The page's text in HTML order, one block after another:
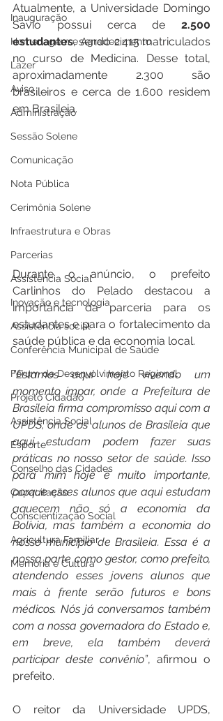
Inauguração
Homenagem e Agradecimento
Lazer
Aviso
Administração
Sessão Solene
Comunicação
Nota Pública
Cerimônia Solene
Infraestrutura e Obras
Parcerias
Assistência Social
Inovação e tecnologia
Assistência social
Conferência Municipal de Saúde
Fórum de Desenvolvimento Regional
Projeto Cidadão
Assistência Social
Esporte
Conselho das Cidades
Capacitação
Conscientização Social
Agricultura Familiar
Memória e Cultura
Atualmente, a Universidade Domingo
Savio possui cerca de 2.500
estudantes, sendo 2.415 matriculados
no curso de Medicina. Desse total,
aproximadamente 2.300 são
brasileiros e cerca de 1.600 residem
em Brasileia.
Durante o anúncio, o prefeito
Carlinhos do Pelado destacou a
importância da parceria para os
estudantes e para o fortalecimento da
saúde pública e da economia local.
“Estamos aqui hoje vivendo um
momento ímpar, onde a Prefeitura de
Brasileia firma compromisso aqui com a
UPDS, onde os alunos de Brasileia que
aqui estudam podem fazer suas
práticas no nosso setor de saúde. Isso
para mim hoje é muito importante,
porque esses alunos que aqui estudam
aquecem não só a economia da
Bolívia, mas também a economia do
nosso município de Brasileia. Essa é a
nossa parte como gestor, como prefeito,
atendendo esses jovens alunos que
mais à frente serão futuros e bons
médicos. Nós já conversamos também
com a nossa governadora do Estado e,
em breve, ela também deverá
participar deste convênio”, afirmou o
prefeito.
O reitor da Universidade UPDS,